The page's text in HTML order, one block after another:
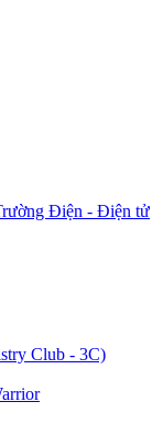
Điện - Điện tử
Club - 3C)